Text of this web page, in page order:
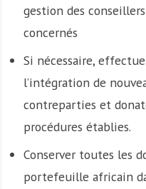
gestion des
concernés
Si nécessaire,
l’intégration de
contreparties et
procédures établies.
Conserver toutes les
portefeuille africain